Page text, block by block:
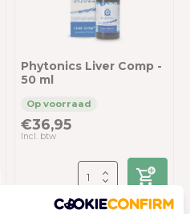
Phytonics Liver Comp -
50 ml
€36,95
Incl. btw